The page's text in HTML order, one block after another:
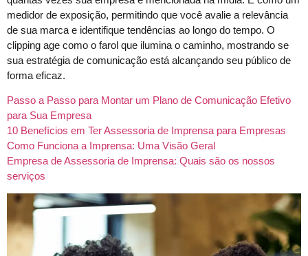
medidor de exposição, permitindo que você avalie a relevância
de sua marca e identifique tendências ao longo do tempo. O
clipping age como o farol que ilumina o caminho, mostrando se
sua estratégia de comunicação está alcançando seu público de
forma eficaz.
Passo a Passo para Montar um Plano de Comunicação Efetivo
para Sua Empresa
10 Benefícios em Ter Assessoria de Imprensa para Empresas
Como Funciona a Imprensa: Uma Visão Geral
Empresa de Assessoria de Imprensa: Quais são os nossos
serviços